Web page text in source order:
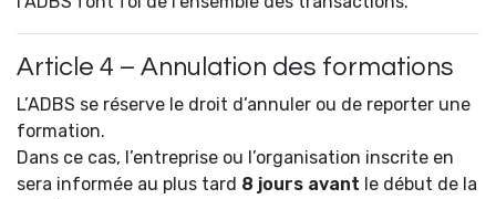
Article 4 – Annulation des formations
L’ADBS se réserve le droit d’annuler ou de reporter une
formation.
Dans ce cas, l’entreprise ou l’organisation inscrite en
sera informée au plus tard 8 jours avant le début de la